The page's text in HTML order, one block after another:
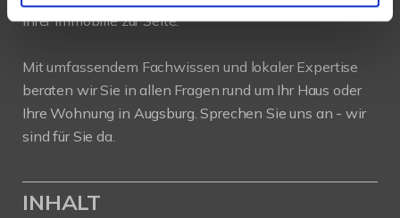
Ihrer Immobilie zur Seite.
Mit umfassendem Fachwissen und lokaler Expertise
beraten wir Sie in allen Fragen rund um Ihr Haus oder
Ihre Wohnung in Augsburg. Sprechen Sie uns an - wir
sind für Sie da.
INHALT